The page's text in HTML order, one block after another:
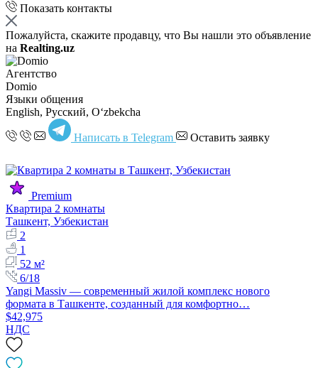
Показать контакты
Пожалуйста, скажите продавцу, что Вы нашли это объявление
на Realting.uz
Агентство
Domio
Языки общения
English, Русский, Oʻzbekcha
Написать в Telegram Оставить заявку
Premium
Квартира 2 комнаты
Ташкент, Узбекистан
2
1
52 м²
6/18
Yangi Massiv — современный жилой комплекс нового
формата в Ташкенте, созданный для комфортно…
$42,975
НДС